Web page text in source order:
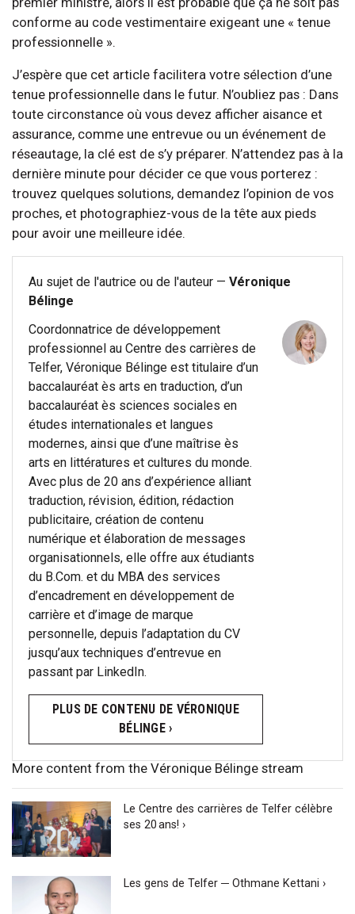
conforme au code vestimentaire exigeant une « tenue
professionnelle ».
J’espère que cet article facilitera votre sélection d’une
tenue professionnelle dans le futur. N’oubliez pas : Dans
toute circonstance où vous devez afficher aisance et
assurance, comme une entrevue ou un événement de
réseautage, la clé est de s’y préparer. N’attendez pas à la
dernière minute pour décider ce que vous porterez :
trouvez quelques solutions, demandez l’opinion de vos
proches, et photographiez-vous de la tête aux pieds
pour avoir une meilleure idée.
Au sujet de l'autrice ou de l'auteur — Véronique
Bélinge
Coordonnatrice de développement
professionnel au Centre des carrières de
Telfer, Véronique Bélinge est titulaire d’un
baccalauréat ès arts en traduction, d’un
baccalauréat ès sciences sociales en
études internationales et langues
modernes, ainsi que d’une maîtrise ès
arts en littératures et cultures du monde.
Avec plus de 20 ans d’expérience alliant
traduction, révision, édition, rédaction
publicitaire, création de contenu
numérique et élaboration de messages
organisationnels, elle offre aux étudiants
du B.Com. et du MBA des services
d’encadrement en développement de
carrière et d’image de marque
personnelle, depuis l’adaptation du CV
jusqu’aux techniques d’entrevue en
passant par LinkedIn.
PLUS DE CONTENU DE VÉRONIQUE
BÉLINGE ›
More content from the Véronique Bélinge stream
Le Centre des carrières de Telfer célèbre
ses 20 ans! ›
Les gens de Telfer ─ Othmane Kettani ›